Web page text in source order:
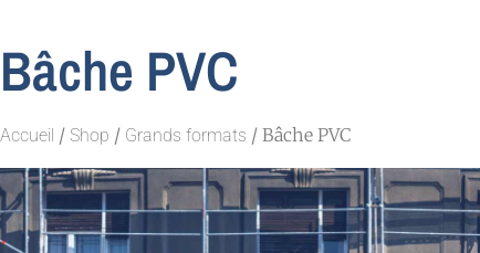
Bâche PVC
Accueil / Shop / Grands formats / Bâche PVC